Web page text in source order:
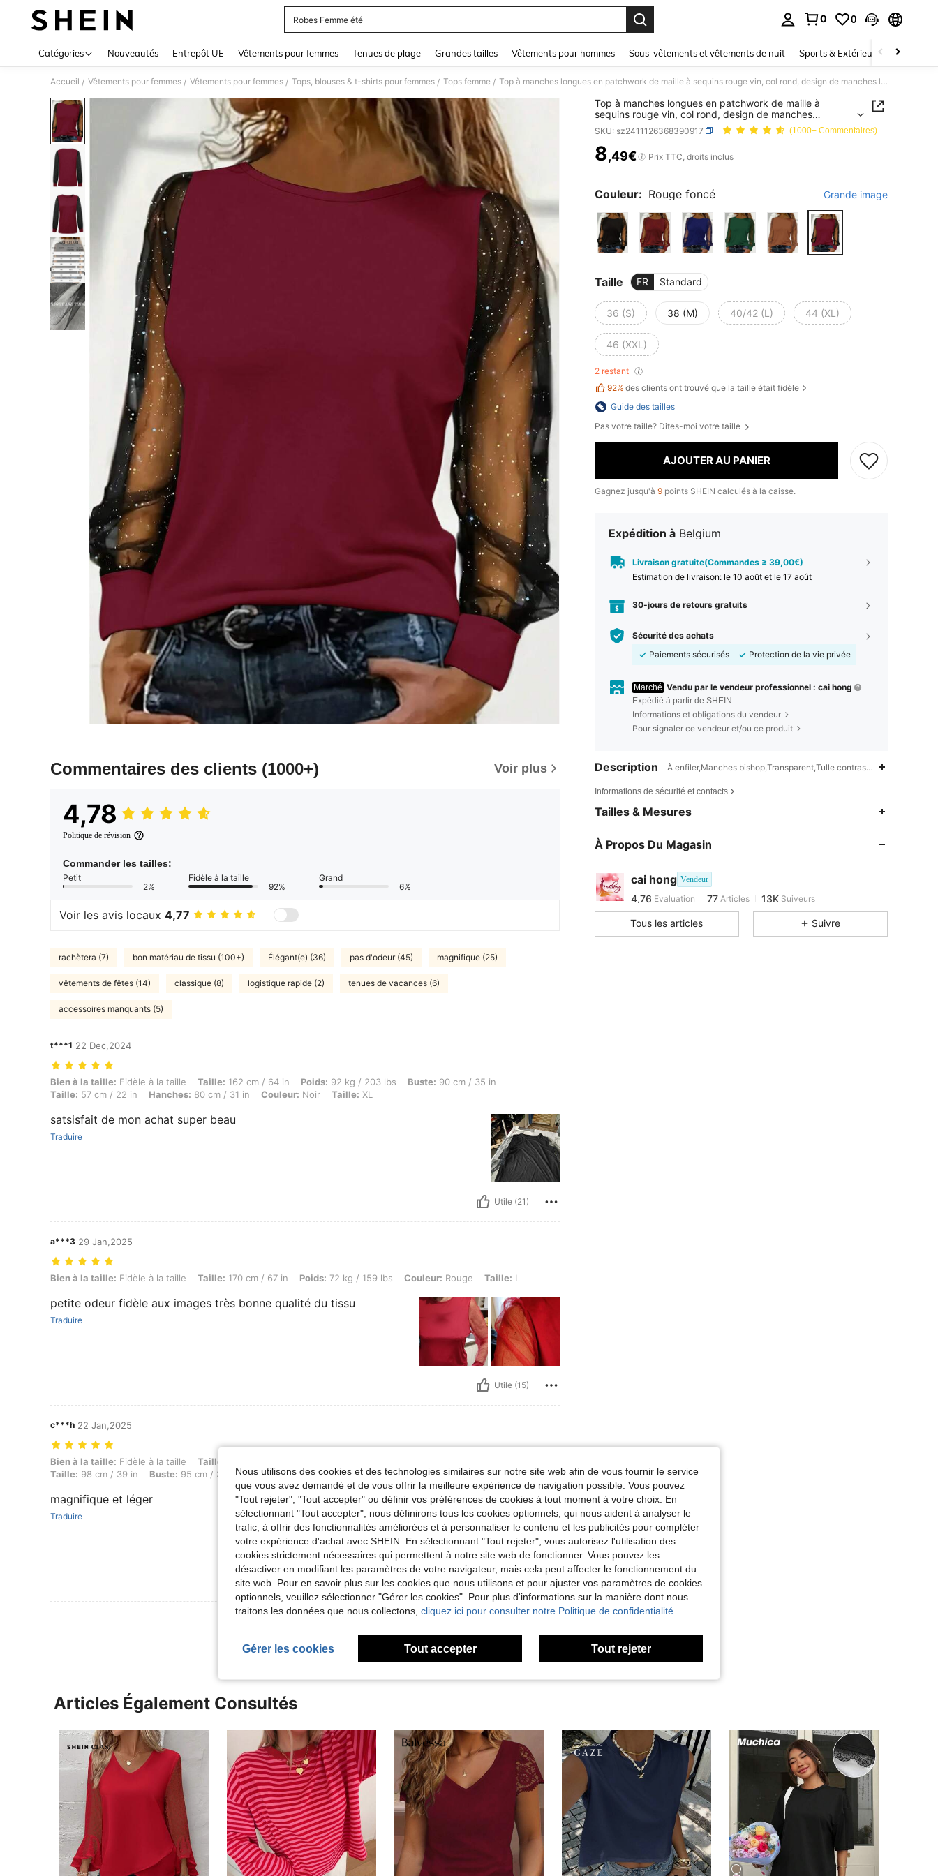
Robes Femme été
0 0
Catégories Nouveautés Entrepôt UE Vêtements pour femmes Tenues de plage Grandes tailles Vêtements pour hommes Sous-vêtements et vêtements de nuit Sports & Extérieur Enfants
Accueil / Vêtements pour femmes / Vêtements pour femmes / Tops, blouses & t-shirts pour femmes / Tops femme / Top à manches longues en patchwork de maille à sequins rouge vin, col rond, design de manches lanternes, Top polyvalent et amincissant pour femmes, convient pour le printemps, l'été, les rendez-vous, les trajets, les tenues de festival, les tenues de plage
Commentaires des clients (1000+) Voir plus
4,78
Politique de révision
Commander les tailles:
Petit
2%
Fidèle à la taille
92%
Grand
6%
Voir les avis locaux 4,77
rachètera (7) bon matériau de tissu (100+) Élégant(e) (36) pas d'odeur (45) magnifique (25)
vêtements de fêtes (14) classique (8) logistique rapide (2) tenues de vacances (6)
accessoires manquants (5)
t***1 22 Dec,2024
Bien à la taille: Fidèle à la taille, Taille: 162 cm / 64 in, Poids: 92 kg / 203 lbs, Buste: 90 cm / 35 in, Taille: 57 cm / 22 in, Hanches: 80 cm / 31 in, Couleur: Noir, Taille: XL
Bien à la taille: Fidèle à la taille Taille: 162 cm / 64 in Poids: 92 kg / 203 lbs Buste: 90 cm / 35 in
Taille: 57 cm / 22 in Hanches: 80 cm / 31 in Couleur: Noir Taille: XL
satsisfait de mon achat super beau
Traduire
Utile (21)
a***3 29 Jan,2025
Bien à la taille: Fidèle à la taille, Taille: 170 cm / 67 in, Poids: 72 kg / 159 lbs, Couleur: Rouge, Taille: L
Bien à la taille: Fidèle à la taille Taille: 170 cm / 67 in Poids: 72 kg / 159 lbs Couleur: Rouge Taille: L
petite odeur fidèle aux images très bonne qualité du tissu
Traduire
Utile (15)
c***h 22 Jan,2025
Bien à la taille: Fidèle à la taille, Taille: 153 cm / 60 in, Poids: 60 kg / 132 lbs, Hanches: 94 cm / 37 in, Taille: 98 cm / 39 in, Buste: 95 cm / 37 in, Couleur: Noir, Taille: M
Bien à la taille: Fidèle à la taille Taille:
Taille: 98 cm / 39 in Buste: 95 cm / 37 in Couleur:Noir Taille:M
magnifique et léger
Traduire
Utile (11)
Voir Plus D'avis
Top à manches longues en patchwork de maille à
sequins rouge vin, col rond, design de manches
lanternes, Top polyvalent et amincissant pour femmes,
convient pour le printemps, l'été, les rendez-vous, les
trajets, les tenues de festival, les tenues de plage
SKU: sz2411126368390917 (1000+ Commentaires)
PRICE AND AVAILABILITY
8,49€ Prix TTC, droits inclus
Couleur: Rouge foncé Grande image
Taille FR Standard
36 (S) 38 (M) 40/42 (L) 44 (XL)
46 (XXL)
2 restant
92% des clients ont trouvé que la taille était fidèle
Guide des tailles
Pas votre taille? Dites-moi votre taille
AJOUTER AU PANIER
Gagnez jusqu'à 9 points SHEIN calculés à la caisse.
Expédition à Belgium
Livraison gratuite(Commandes ≥ 39,00€)
Estimation de livraison: le 10 août et le 17 août
30-jours de retours gratuits
Sécurité des achats
Paiements sécurisés
Protection de la vie privée
Marché Vendu par le vendeur professionnel : cai hong
Expédié à partir de SHEIN
Informations et obligations du vendeur
Pour signaler ce vendeur et/ou ce produit
Description À enfiler,Manches bishop,Transparent,Tulle contrastant,Sequins
Informations de sécurité et contacts
Tailles & Mesures
À Propos Du Magasin
cai hong Vendeur
Evaluation 77
g***pest en train de naviguer
Tous les articles Suivre
Articles Également Consultés
Nous utilisons des cookies et des technologies similaires sur notre site web afin de vous fournir le service
que vous avez demandé et de vous offrir la meilleure expérience de navigation possible. Vous pouvez
"Tout rejeter", "Tout accepter" ou définir vos préférences de cookies à tout moment à votre choix. En
sélectionnant "Tout accepter", nous définirons tous les cookies optionnels, qui nous aident à analyser le
trafic, à offrir des fonctionnalités améliorées et à personnaliser le contenu et les publicités pour compléter
votre expérience d'achat avec SHEIN. En sélectionnant "Tout rejeter", vous autorisez l'utilisation des
cookies strictement nécessaires qui permettent à notre site web de fonctionner. Vous pouvez les
désactiver en modifiant les paramètres de votre navigateur, mais cela peut affecter le fonctionnement du
site web. Pour en savoir plus sur les cookies que nous utilisons et pour ajuster vos paramètres de cookies
optionnels, veuillez sélectionner "Gérer les cookies". Pour plus d'informations sur la manière dont nous
traitons les données que nous collectons, cliquez ici pour consulter notre Politique de confidentialité.
Gérer les cookies Tout accepter Tout rejeter